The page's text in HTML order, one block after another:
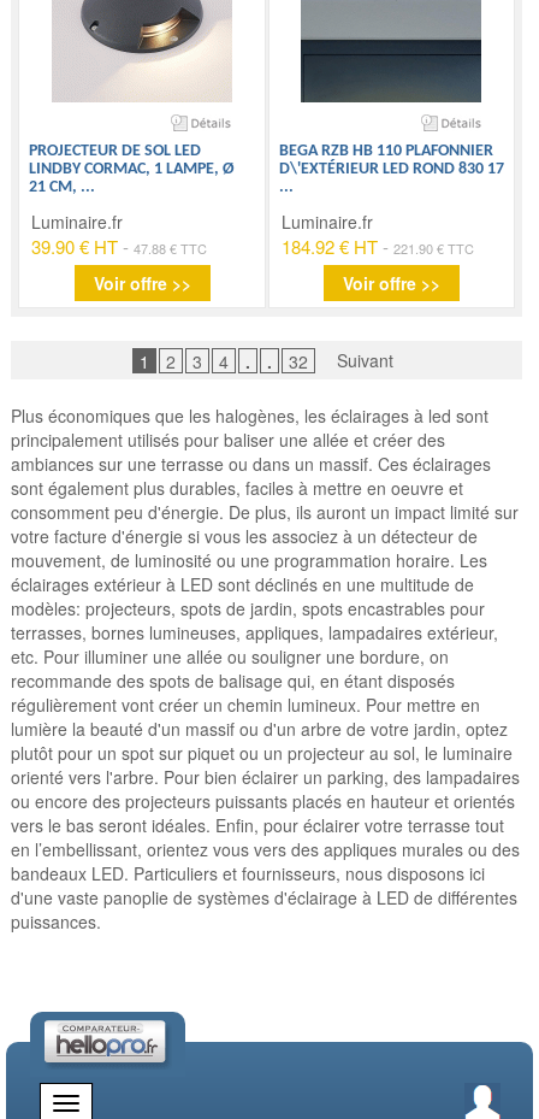
PROJECTEUR DE SOL LED
LINDBY CORMAC, 1 LAMPE, Ø
21 CM, ...
Luminaire.fr
39.90 € HT -47.88 € TTC
Voir offre >>
BEGA RZB HB 110 PLAFONNIER
D\'EXTÉRIEUR LED ROND 830 17
...
Luminaire.fr
184.92 € HT- 221.90 € TTC
Voir offre >>
1 2 3 4 . . 32 Suivant
Plus économiques que les halogènes, les éclairages à led sont
principalement utilisés pour baliser une allée et créer des
ambiances sur une terrasse ou dans un massif. Ces éclairages
sont également plus durables, faciles à mettre en oeuvre et
consomment peu d'énergie. De plus, ils auront un impact limité sur
votre facture d'énergie si vous les associez à un détecteur de
mouvement, de luminosité ou une programmation horaire. Les
éclairages extérieur à LED sont déclinés en une multitude de
modèles: projecteurs, spots de jardin, spots encastrables pour
terrasses, bornes lumineuses, appliques, lampadaires extérieur,
etc. Pour illuminer une allée ou souligner une bordure, on
recommande des spots de balisage qui, en étant disposés
régulièrement vont créer un chemin lumineux. Pour mettre en
lumière la beauté d'un massif ou d'un arbre de votre jardin, optez
plutôt pour un spot sur piquet ou un projecteur au sol, le luminaire
orienté vers l'arbre. Pour bien éclairer un parking, des lampadaires
ou encore des projecteurs puissants placés en hauteur et orientés
vers le bas seront idéales. Enfin, pour éclairer votre terrasse tout
en l’embellissant, orientez vous vers des appliques murales ou des
bandeaux LED. Particuliers et fournisseurs, nous disposons ici
d'une vaste panoplie de systèmes d'éclairage à LED de différentes
puissances.